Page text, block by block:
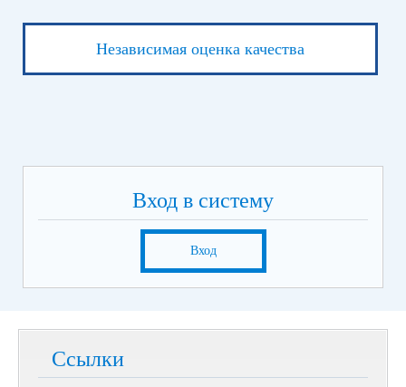
Независимая оценка качества
Вход в систему
Вход
Ссылки